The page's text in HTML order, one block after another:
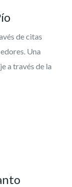
de citas
Una
a través de la